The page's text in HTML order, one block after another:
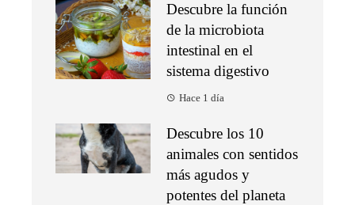
Descubre la función
de la microbiota
intestinal en el
sistema digestivo
Hace 1 día
Descubre los 10
animales con sentidos
más agudos y
potentes del planeta